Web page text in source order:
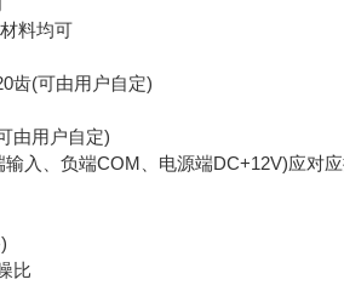
料均可
齿(可由用户自定)
由用户自定)
入、负端COM、电源端DC+12V)应对
比